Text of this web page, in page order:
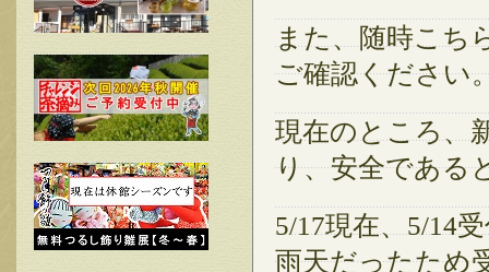
また、随時こち
ご確認ください
現在のところ、
り、安全である
5/17現在、5/14
雨天だったため